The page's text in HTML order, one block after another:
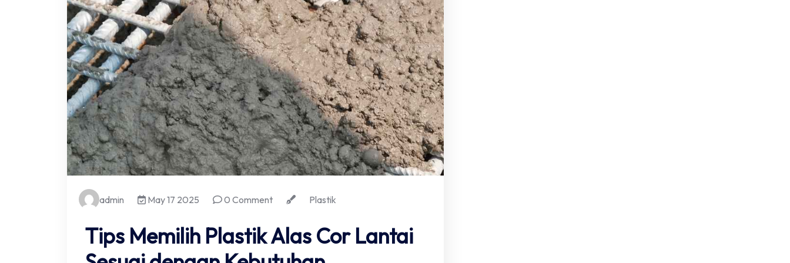
admin May 17 2025 0 Comment Plastik
Tips Memilih Plastik Alas Cor Lantai